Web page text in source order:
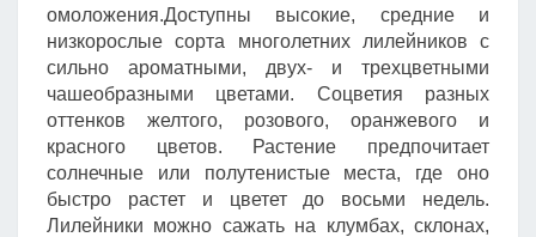
омоложения.Доступны высокие, средние и
низкорослые сорта многолетних лилейников с
сильно ароматными, двух- и трехцветными
чашеобразными цветами. Соцветия разных
оттенков желтого, розового, оранжевого и
красного цветов. Растение предпочитает
солнечные или полутенистые места, где оно
быстро растет и цветет до восьми недель.
Лилейники можно сажать на клумбах, склонах,